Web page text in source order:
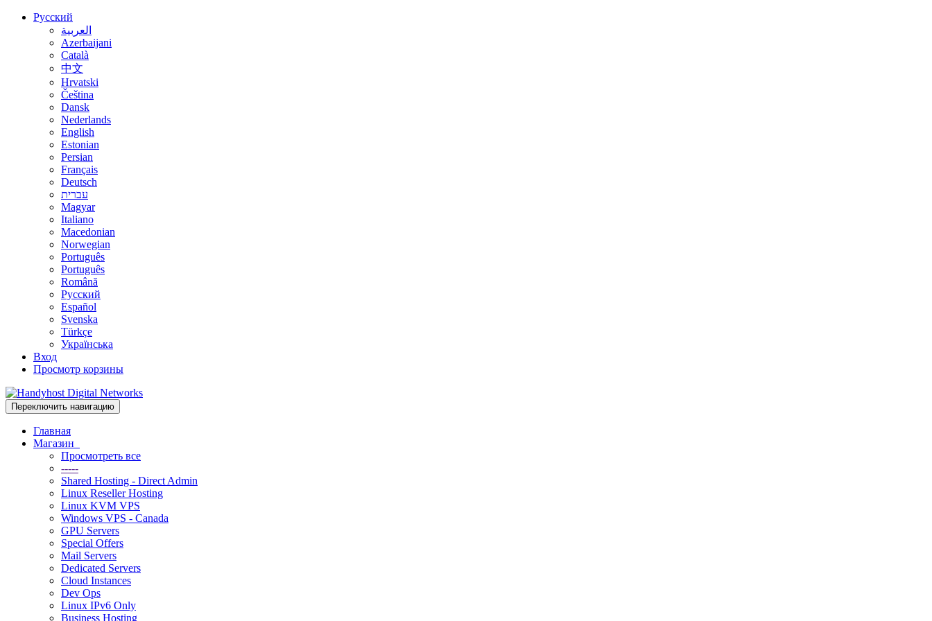
Русский
العربية
Azerbaijani
Català
中文
Hrvatski
Čeština
Dansk
Nederlands
English
Estonian
Persian
Français
Deutsch
עברית
Magyar
Italiano
Macedonian
Norwegian
Português
Português
Română
Русский
Español
Svenska
Türkçe
Українська
Вход
Просмотр корзины
Переключить навигацию
Главная
Магазин
Просмотреть все
-----
Shared Hosting - Direct Admin
Linux Reseller Hosting
Linux KVM VPS
Windows VPS - Canada
GPU Servers
Special Offers
Mail Servers
Dedicated Servers
Cloud Instances
Dev Ops
Linux IPv6 Only
Business Hosting